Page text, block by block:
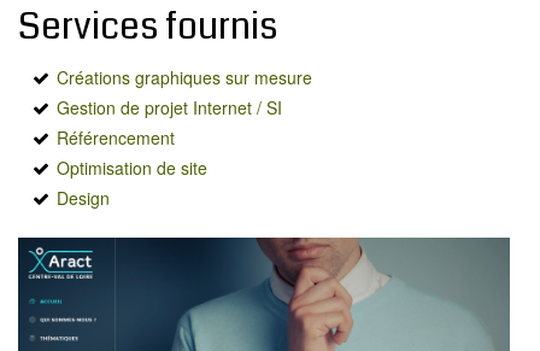
Services fournis
Créations graphiques sur mesure
Gestion de projet Internet / SI
Référencement
Optimisation de site
Design